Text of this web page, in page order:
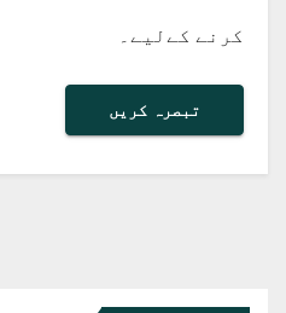
کرنے کےلیے۔